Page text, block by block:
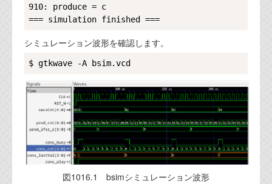
910: produce = c
シミュレーション波形を確認します。
図1016.1 bsimシミュレーション波形